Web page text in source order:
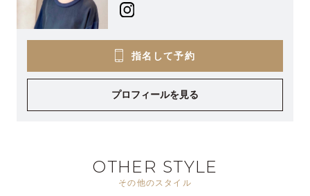
指名して予約
プロフィールを見る
OTHER STYLE
その他のスタイル